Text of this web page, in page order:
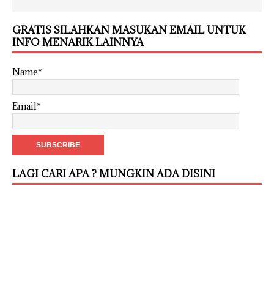
GRATIS SILAHKAN MASUKAN EMAIL UNTUK
INFO MENARIK LAINNYA
Name*
Email*
LAGI CARI APA ? MUNGKIN ADA DISINI